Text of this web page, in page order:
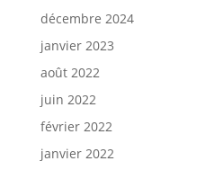
décembre 2024
janvier 2023
août 2022
juin 2022
février 2022
janvier 2022